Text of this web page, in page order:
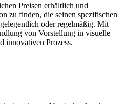
Preisen erhältlich und
zu finden, die seinen spezifischen
oder regelmäßig. Mit
von Vorstellung in visuelle
innovativen Prozess.